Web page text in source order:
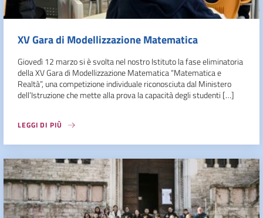
XV Gara di Modellizzazione Matematica
Giovedì 12 marzo si è svolta nel nostro Istituto la fase eliminatoria
della XV Gara di Modellizzazione Matematica “Matematica e
Realtà”, una competizione individuale riconosciuta dal Ministero
dell’Istruzione che mette alla prova la capacità degli studenti […]
LEGGI DI PIÙ